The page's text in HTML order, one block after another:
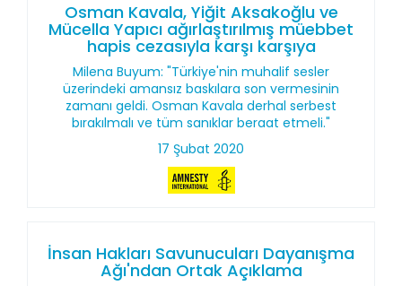
Osman Kavala, Yiğit Aksakoğlu ve
Mücella Yapıcı ağırlaştırılmış müebbet
hapis cezasıyla karşı karşıya
Milena Buyum: "Türkiye'nin muhalif sesler
üzerindeki amansız baskılara son vermesinin
zamanı geldi. Osman Kavala derhal serbest
bırakılmalı ve tüm sanıklar beraat etmeli."
17 Şubat 2020
İnsan Hakları Savunucuları Dayanışma
Ağı'ndan Ortak Açıklama